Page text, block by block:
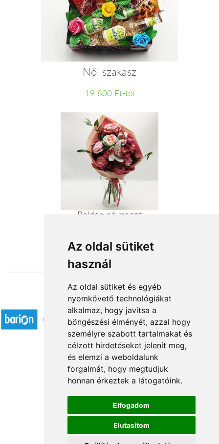
Az oldal sütiket
használ
Az oldal sütiket és egyéb
nyomkövető technológiákat
alkalmaz, hogy javítsa a
böngészési élményét, azzal hogy
személyre szabott tartalmakat és
célzott hirdetéseket jelenít meg,
és elemzi a weboldalunk
forgalmát, hogy megtudjuk
honnan érkeztek a látogatóink.
Elfogadom
Elutasítom
Női szakasz
19 800 Ft-tól
Boldog névnapot
Elfogadott fizetési módok
Rólunk
Kapcsolat
Á.SZ.F.
Impresszum
Adatkezelési tájékoztató